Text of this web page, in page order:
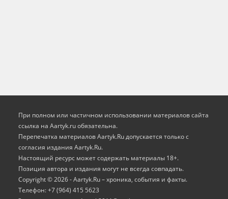
При полном или частичном использовании материалов сайта
ссылка на Aartyk.ru oбязательна.
Перепечатка материалов Aartyk.Ru допускается только с
согласия издания Aartyk.Ru.
Настоящий ресурс может содержать материалы 18+.
Позиция автора и издания могут не всегда совпадать.
Copyright © 2026 - Aartyk.Ru – хроника, события и факты.
Телефон: +7 (964) 415 5623